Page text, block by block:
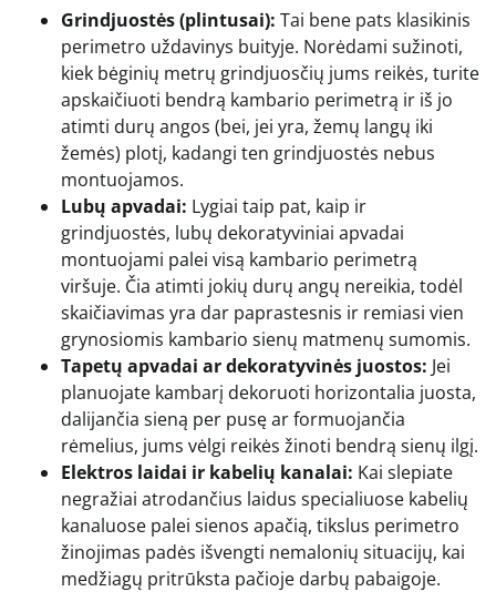
Grindjuostės (plintusai): Tai bene pats klasikinis
perimetro uždavinys buityje. Norėdami sužinoti,
kiek bėginių metrų grindjuosčių jums reikės, turite
apskaičiuoti bendrą kambario perimetrą ir iš jo
atimti durų angos (bei, jei yra, žemų langų iki
žemės) plotį, kadangi ten grindjuostės nebus
montuojamos.
Lubų apvadai: Lygiai taip pat, kaip ir
grindjuostės, lubų dekoratyviniai apvadai
montuojami palei visą kambario perimetrą
viršuje. Čia atimti jokių durų angų nereikia, todėl
skaičiavimas yra dar paprastesnis ir remiasi vien
grynosiomis kambario sienų matmenų sumomis.
Tapetų apvadai ar dekoratyvinės juostos: Jei
planuojate kambarį dekoruoti horizontalia juosta,
dalijančia sieną per pusę ar formuojančia
rėmelius, jums vėlgi reikės žinoti bendrą sienų ilgį.
Elektros laidai ir kabelių kanalai: Kai slepiate
negražiai atrodančius laidus specialiuose kabelių
kanaluose palei sienos apačią, tikslus perimetro
žinojimas padės išvengti nemalonių situacijų, kai
medžiagų pritrūksta pačioje darbų pabaigoje.